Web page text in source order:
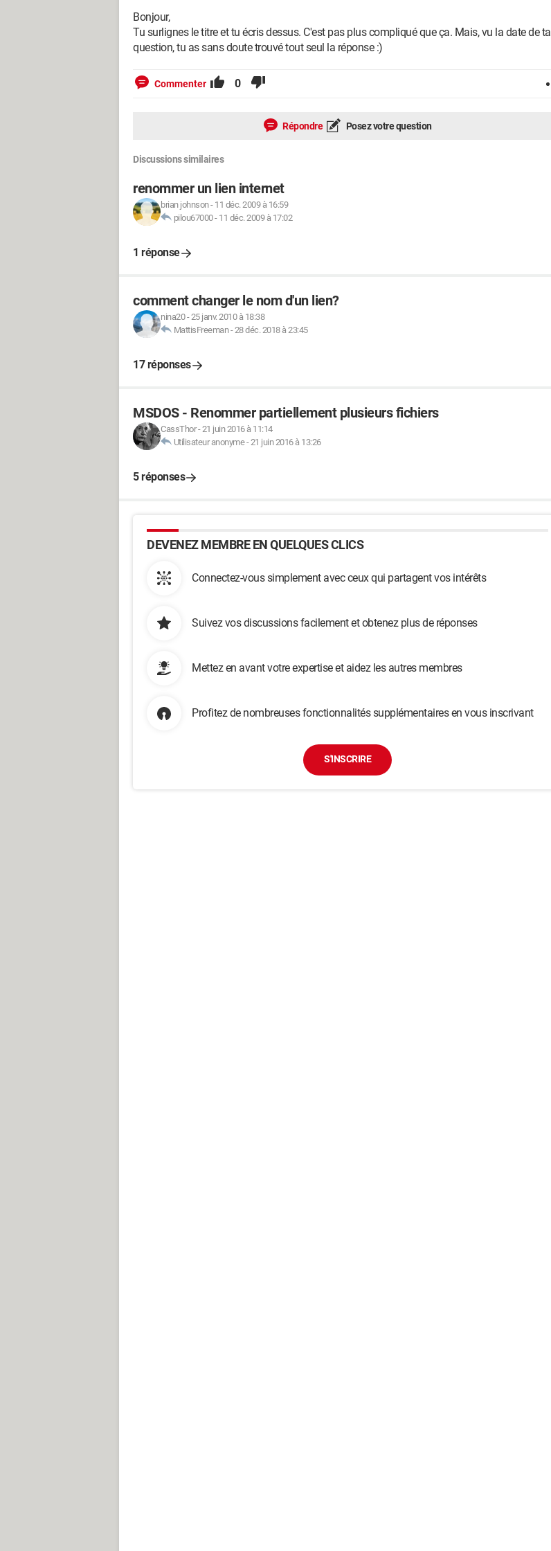
Bonjour,
Tu surlignes le titre et tu écris dessus. C'est pas plus compliqué que ça. Mais, vu la date de ta
question, tu as sans doute trouvé tout seul la réponse :)
Commenter 0
Répondre Posez votre question
Discussions similaires
renommer un lien internet
brian johnson- 11 déc. 2009 à 16:59
pilou67000- 11 déc. 2009 à 17:02
1 réponse
comment changer le nom d'un lien?
nina20-25 janv. 2010 à 18:38
MattisFreeman-28 déc. 2018 à 23:45
17 réponses
MSDOS - Renommer partiellement plusieurs fichiers
CassThor-21 juin 2016 à 11:14
Utilisateur anonyme-21 juin 2016 à 13:26
5 réponses
DEVENEZ MEMBRE EN QUELQUES CLICS
Connectez-vous simplement avec ceux qui partagent vos intérêts
Suivez vos discussions facilement et obtenez plus de réponses
Mettez en avant votre expertise et aidez les autres membres
Profitez de nombreuses fonctionnalités supplémentaires en vous inscrivant
S'INSCRIRE